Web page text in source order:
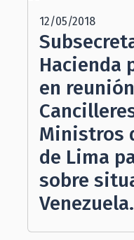
12/05/2018
Hacienda
en
Ministros
de Lima
sobre
Venezuela.